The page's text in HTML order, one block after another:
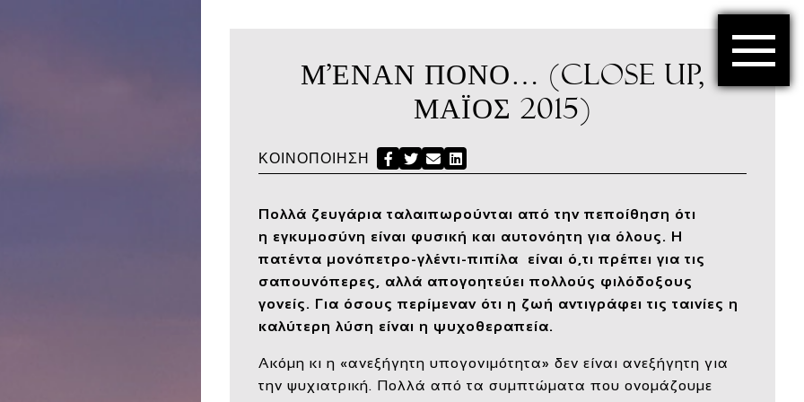
Μ’ΈΝΑΝ ΠΌΝΟ… (CLOSE UP,
ΜΆΙΟΣ 2015)
ΚΟΙΝΟΠΟΊΗΣΗ
Facebook
Twitter
Send Email
LinkedIn
Πολλά ζευγάρια ταλαιπωρούνται από την πεποίθηση ότι
η εγκυμοσύνη είναι φυσική και αυτονόητη για όλους. Η
πατέντα μονόπετρο-γλέντι-πιπίλα είναι ό,τι πρέπει για τις
σαπουνόπερες, αλλά απογοητεύει πολλούς φιλόδοξους
γονείς. Για όσους περίμεναν ότι η ζωή αντιγράφει τις ταινίες η
καλύτερη λύση είναι η ψυχοθεραπεία.
Ακόμη κι η «ανεξήγητη υπογονιμότητα» δεν είναι ανεξήγητη για
την ψυχιατρική. Πολλά από τα συμπτώματα που ονομάζουμε